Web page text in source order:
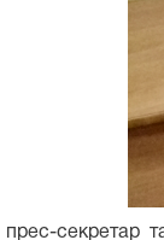
прес-секретар